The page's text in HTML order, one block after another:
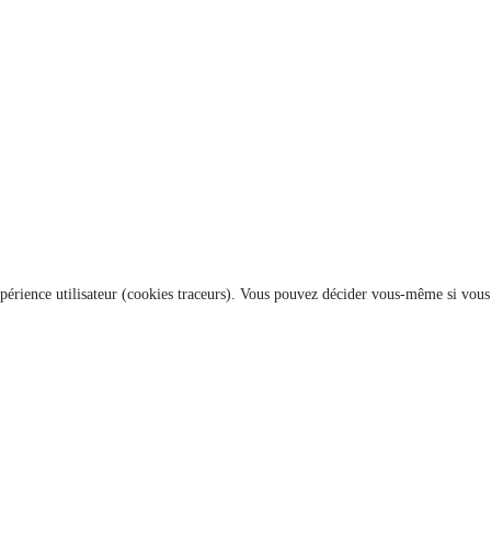
utilisateur (cookies traceurs). Vous pouvez décider vous-même si vous